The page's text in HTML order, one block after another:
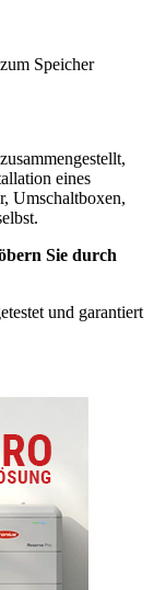
Speicher
eines
Umschaltboxen,
Sie durch
und garantiert